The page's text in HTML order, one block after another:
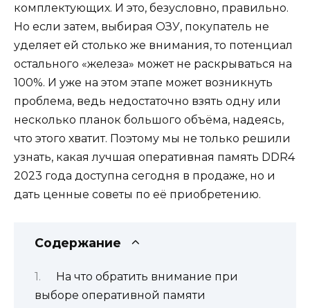
комплектующих. И это, безусловно, правильно.
Но если затем, выбирая ОЗУ, покупатель не
уделяет ей столько же внимания, то потенциал
остального «железа» может не раскрываться на
100%. И уже на этом этапе может возникнуть
проблема, ведь недостаточно взять одну или
несколько планок большого объёма, надеясь,
что этого хватит. Поэтому мы не только решили
узнать, какая лучшая оперативная память DDR4
2023 года доступна сегодня в продаже, но и
дать ценные советы по её приобретению.
Содержание
На что обратить внимание при
выборе оперативной памяти